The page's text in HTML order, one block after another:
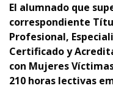
El alumnado que
correspondiente
Profesional,
Certificado y
con Mujeres
210 horas lectivas